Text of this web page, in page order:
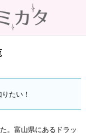
たい！
。富山県にあるドラッ